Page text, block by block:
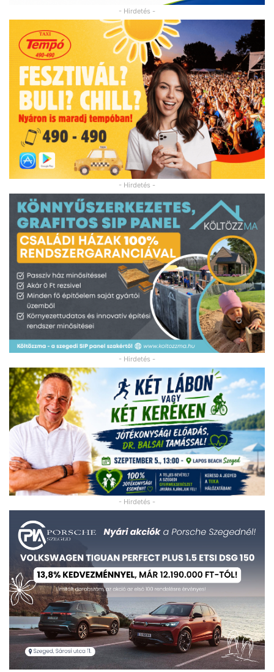
- Hirdetés -
- Hirdetés -
- Hirdetés -
- Hirdetés -